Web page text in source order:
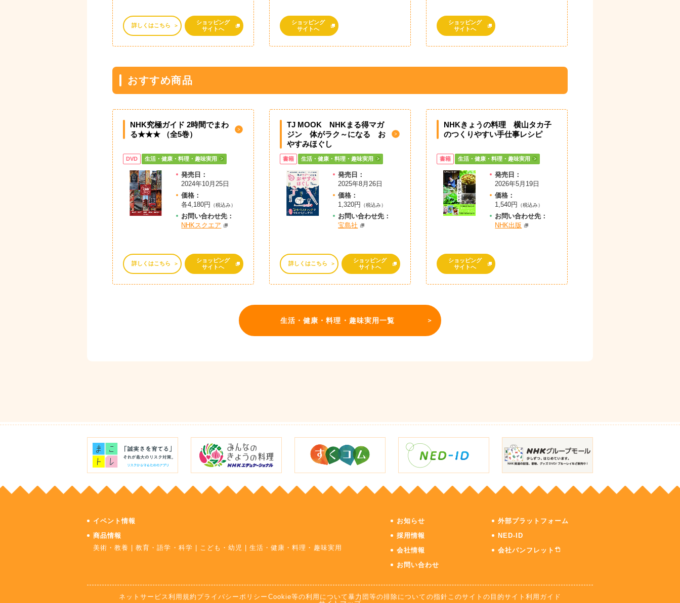
詳しくはこちら
ショッピング
サイトへ
ショッピング
サイトへ
ショッピング
サイトへ
おすすめ商品
NHK究極ガイド 2時間でまわ
る★★★ （全5巻）
DVD 生活・健康・料理・趣味実用
発売日：
2024年10月25日
価格：
各4,180円
（税込み）
お問い合わせ先：
NHKスクエア
詳しくはこちら
ショッピング
サイトへ
TJ MOOK NHKまる得マガ
ジン 体がラク～になる お
やすみほぐし
書籍 生活・健康・料理・趣味実用
発売日：
2025年8月26日
価格：
1,320円
（税込み）
お問い合わせ先：
宝島社
詳しくはこちら
ショッピング
サイトへ
NHKきょうの料理 横山タカ子
のつくりやすい手仕事レシピ
書籍 生活・健康・料理・趣味実用
発売日：
2026年5月19日
価格：
1,540円
（税込み）
お問い合わせ先：
NHK出版
ショッピング
サイトへ
生活・健康・料理・趣味実用一覧
イベント情報
商品情報
美術・教養
|教育・語学・科学 こども・幼児 |生活・健康・料理・趣味実用
お知らせ
採用情報
会社情報
お問い合わせ
外部プラットフォーム
NED-ID
会社パンフレット
ネットサービス利用規約 プライバシーポリシー Cookie等の利用について暴力団等の排除についての指針このサイトの目的サイト利用ガイド